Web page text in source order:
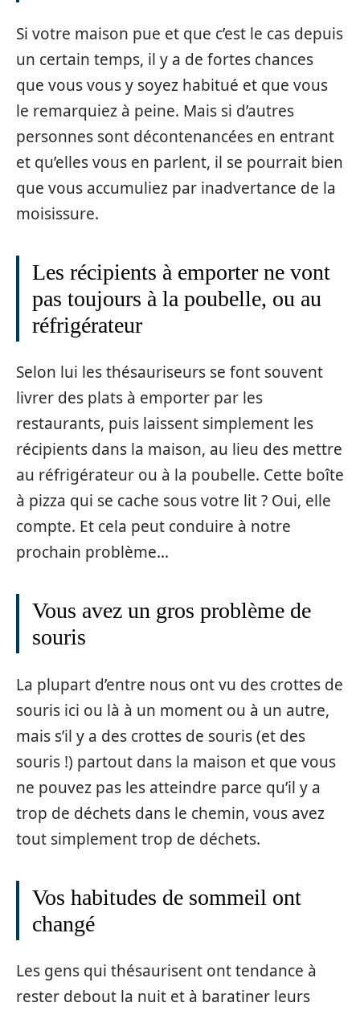
Si votre maison pue et que c’est le cas depuis
un certain temps, il y a de fortes chances
que vous vous y soyez habitué et que vous
le remarquiez à peine. Mais si d’autres
personnes sont décontenancées en entrant
et qu’elles vous en parlent, il se pourrait bien
que vous accumuliez par inadvertance de la
moisissure.
Les récipients à emporter ne vont
pas toujours à la poubelle, ou au
réfrigérateur
Selon lui les thésauriseurs se font souvent
livrer des plats à emporter par les
restaurants, puis laissent simplement les
récipients dans la maison, au lieu des mettre
au réfrigérateur ou à la poubelle. Cette boîte
à pizza qui se cache sous votre lit ? Oui, elle
compte. Et cela peut conduire à notre
prochain problème…
Vous avez un gros problème de
souris
La plupart d’entre nous ont vu des crottes de
souris ici ou là à un moment ou à un autre,
mais s’il y a des crottes de souris (et des
souris !) partout dans la maison et que vous
ne pouvez pas les atteindre parce qu’il y a
trop de déchets dans le chemin, vous avez
tout simplement trop de déchets.
Vos habitudes de sommeil ont
changé
Les gens qui thésaurisent ont tendance à
rester debout la nuit et à baratiner leurs